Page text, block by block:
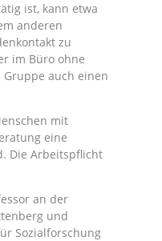
ist, kann etwa
anderen
zu
im Büro ohne
auch einen
mit
eine
Die Arbeitspflicht
an der
und
Sozialforschung